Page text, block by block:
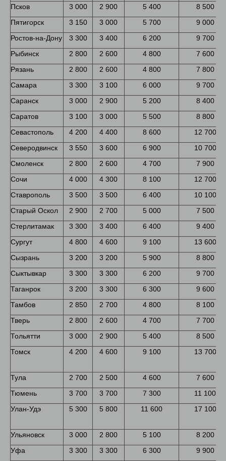
Псков 3 000 2 900 5 400
8 500
Пятигорск
3 150 3 000 5 700
9 000
Ростов-на-Дону
3 300 3 400 6 200
9 700
Рыбинск
2 800 2 600 4 800
7 600
Рязань
2 800 2 600 4 800
7 800
Самара
3 300 3 100 6 000
9 700
Саранск
3 000 2 900 5 200
8 400
Саратов
3 100 3 000 5 500
8 800
Севастополь
4 200 4 400 8 600
12 700
Северодвинск
3 550 3 600 6 900
10 700
Смоленск
2 800 2 600 4 700
7 900
Сочи
4 000 4 300 8 100
12 700
Ставрополь
3 500 3 500 6 400
10 100
Старый Оскол
2 900 2 700 5 000
7 500
Стерлитамак
3 300 3 400 6 400
9 400
Сургут
4 800 4 600 9 100
13 600
Сызрань
3 200 3 200 5 900
8 800
Сыктывкар
3 300 3 300 6 200
9 700
Таганрок
3 200 3 300 6 300
9 600
Тамбов
2 850 2 700 4 800
8 100
Тверь
2 800 2 600 4 700
7 700
Тольятти
3 000 2 900 5 400
8 500
Томск
4 200 4 600 9 100 13 700
Тула 2 700 2 500 4 600
7 600
Тюмень
3 700 3 700 7 300
11 100
Улан-Удэ
5 300 5 800 11 600 17 100
Ульяновск 3 000 2 800 5 100
8 200
Уфа
3 300 3 300 6 300
9 900